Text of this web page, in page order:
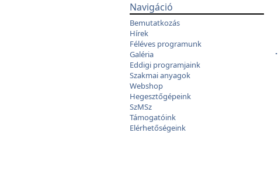
Navigáció
Bemutatkozás
Hírek
Féléves programunk
Galéria
Eddigi programjaink
Szakmai anyagok
Webshop
Hegesztőgépeink
SzMSz
Támogatóink
Elérhetőségeink